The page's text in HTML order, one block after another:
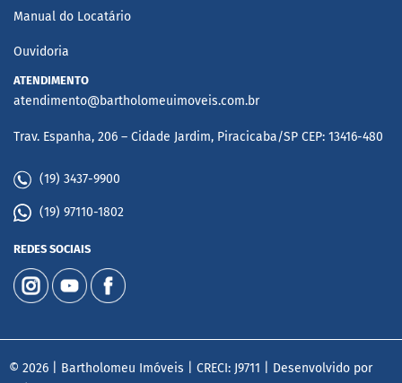
Manual do Locatário
Ouvidoria
ATENDIMENTO
atendimento@bartholomeuimoveis.com.br
Trav. Espanha, 206 – Cidade Jardim, Piracicaba/SP CEP: 13416-480
(19) 3437-9900
(19) 97110-1802
REDES SOCIAIS
© 2026 | Bartholomeu Imóveis | CRECI: J9711 | Desenvolvido por